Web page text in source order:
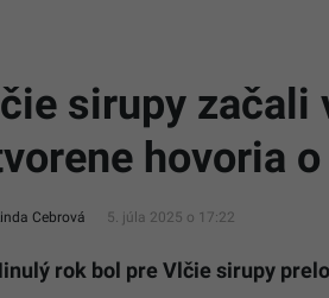
sirupy začali
hovoria
Cebrová 5. júla 2025 o 17:22
rok bol pre Vlčie sirupy